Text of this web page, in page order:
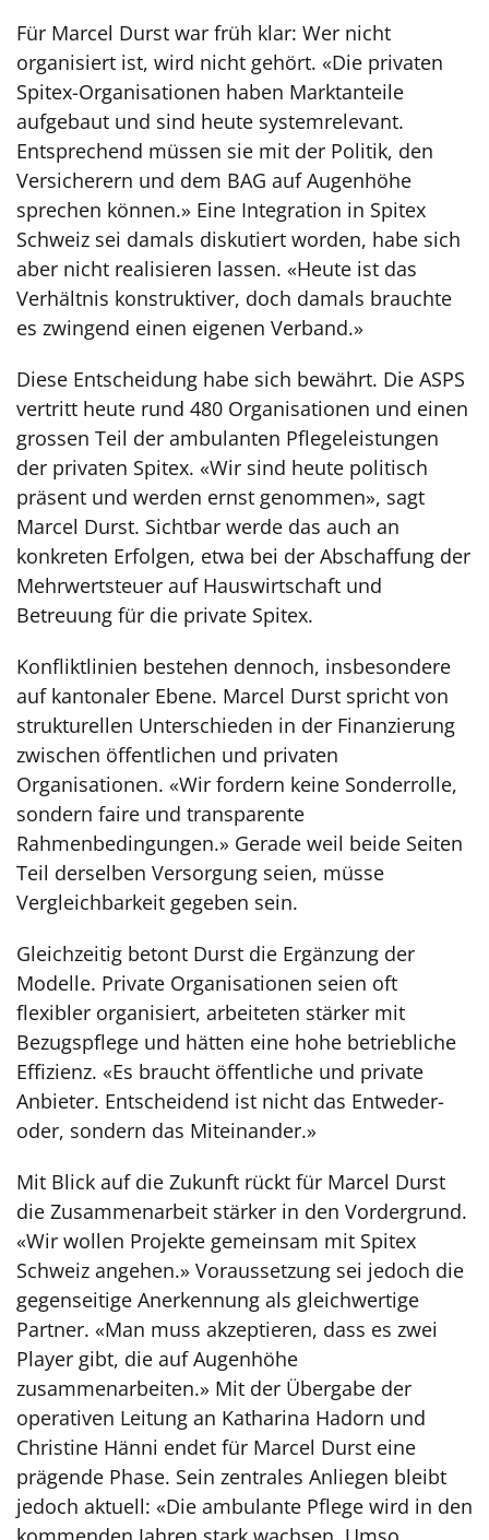
Für Marcel Durst war früh klar: Wer nicht
organisiert ist, wird nicht gehört. «Die privaten
Spitex-Organisationen haben Marktanteile
aufgebaut und sind heute systemrelevant.
Entsprechend müssen sie mit der Politik, den
Versicherern und dem BAG auf Augenhöhe
sprechen können.» Eine Integration in Spitex
Schweiz sei damals diskutiert worden, habe sich
aber nicht realisieren lassen. «Heute ist das
Verhältnis konstruktiver, doch damals brauchte
es zwingend einen eigenen Verband.»
Diese Entscheidung habe sich bewährt. Die ASPS
vertritt heute rund 480 Organisationen und einen
grossen Teil der ambulanten Pflegeleistungen
der privaten Spitex. «Wir sind heute politisch
präsent und werden ernst genommen», sagt
Marcel Durst. Sichtbar werde das auch an
konkreten Erfolgen, etwa bei der Abschaffung der
Mehrwertsteuer auf Hauswirtschaft und
Betreuung für die private Spitex.
Konfliktlinien bestehen dennoch, insbesondere
auf kantonaler Ebene. Marcel Durst spricht von
strukturellen Unterschieden in der Finanzierung
zwischen öffentlichen und privaten
Organisationen. «Wir fordern keine Sonderrolle,
sondern faire und transparente
Rahmenbedingungen.» Gerade weil beide Seiten
Teil derselben Versorgung seien, müsse
Vergleichbarkeit gegeben sein.
Gleichzeitig betont Durst die Ergänzung der
Modelle. Private Organisationen seien oft
flexibler organisiert, arbeiteten stärker mit
Bezugspflege und hätten eine hohe betriebliche
Effizienz. «Es braucht öffentliche und private
Anbieter. Entscheidend ist nicht das Entweder-
oder, sondern das Miteinander.»
Mit Blick auf die Zukunft rückt für Marcel Durst
die Zusammenarbeit stärker in den Vordergrund.
«Wir wollen Projekte gemeinsam mit Spitex
Schweiz angehen.» Voraussetzung sei jedoch die
gegenseitige Anerkennung als gleichwertige
Partner. «Man muss akzeptieren, dass es zwei
Player gibt, die auf Augenhöhe
zusammenarbeiten.» Mit der Übergabe der
operativen Leitung an Katharina Hadorn und
Christine Hänni endet für Marcel Durst eine
prägende Phase. Sein zentrales Anliegen bleibt
jedoch aktuell: «Die ambulante Pflege wird in den